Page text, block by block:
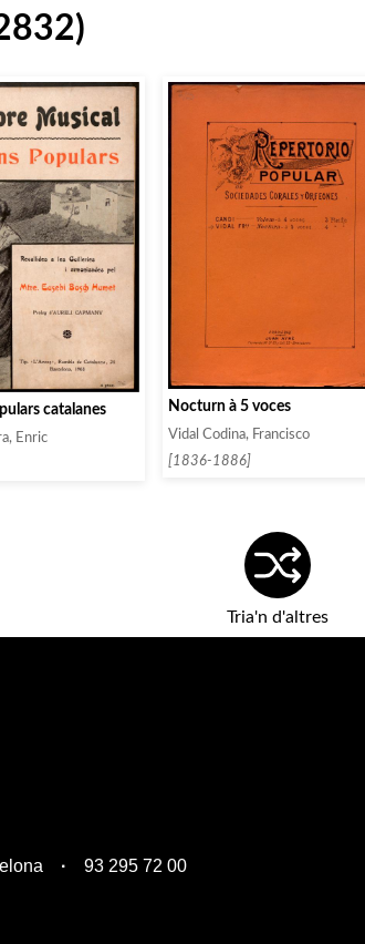
catalanes
Enric
Nocturn à 5 voces
Vidal Codina, Francisco
[1836-1886]
Tria'n d'altres
93 295 72 00